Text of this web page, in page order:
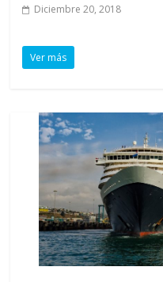
Diciembre 20, 2018
Ver más